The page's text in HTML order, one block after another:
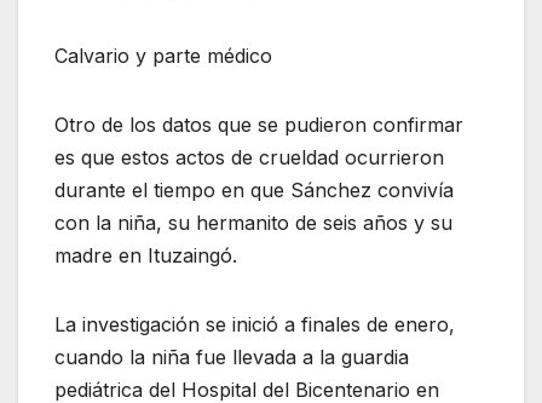
Calvario y parte médico
Otro de los datos que se pudieron confirmar
es que estos actos de crueldad ocurrieron
durante el tiempo en que Sánchez convivía
con la niña, su hermanito de seis años y su
madre en Ituzaingó.
La investigación se inició a finales de enero,
cuando la niña fue llevada a la guardia
pediátrica del Hospital del Bicentenario en